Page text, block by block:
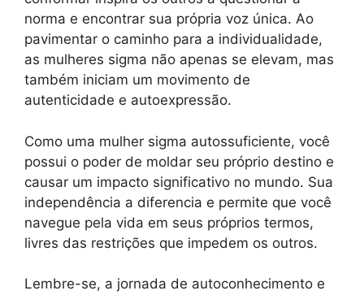
norma e encontrar sua própria voz única. Ao
pavimentar o caminho para a individualidade,
as mulheres sigma não apenas se elevam, mas
também iniciam um movimento de
autenticidade e autoexpressão.
Como uma mulher sigma autossuficiente, você
possui o poder de moldar seu próprio destino e
causar um impacto significativo no mundo. Sua
independência a diferencia e permite que você
navegue pela vida em seus próprios termos,
livres das restrições que impedem os outros.
Lembre-se, a jornada de autoconhecimento e